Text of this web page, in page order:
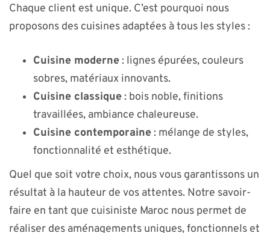
Chaque client est unique. C’est pourquoi nous
proposons des cuisines adaptées à tous les styles :
Cuisine moderne: lignes épurées, couleurs
sobres, matériaux innovants.
Cuisine classique: bois noble, finitions
travaillées, ambiance chaleureuse.
Cuisine contemporaine: mélange de styles,
fonctionnalité et esthétique.
Quel que soit votre choix, nous vous garantissons un
résultat à la hauteur de vos attentes. Notre savoir-
faire en tant que cuisiniste Maroc nous permet de
réaliser des aménagements uniques, fonctionnels et